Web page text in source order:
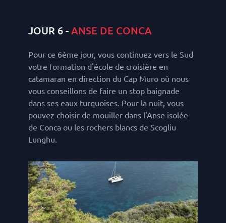
JOUR 6 -ANSE DE CONCA
Pour ce 6ème jour, vous continuez vers le Sud
votre formation d'école de croisière en
catamaran en direction du Cap Muro où nous
vous conseillons de faire un stop baignade
dans ses eaux turquoises. Pour la nuit, vous
pouvez choisir de mouiller dans l'Anse isolée
de Conca ou les rochers blancs de Scogliu
Lunghu.